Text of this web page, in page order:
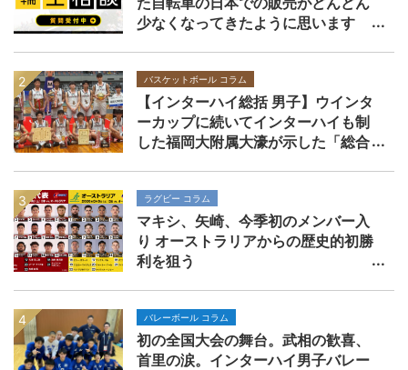
少なくなってきたように思います
バスケットボール コラム
【インターハイ総括 男子】ウインタ
ーカップに続いてインターハイも制
した福岡大附属大濠が示した「総合
ラグビー コラム
マキシ、矢崎、今季初のメンバー入
り オーストラリアからの歴史的初勝
利を狙う
バレーボール コラム
初の全国大会の舞台。武相の歓喜、
首里の涙。インターハイ男子バレー